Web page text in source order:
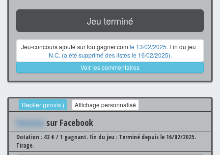
Jeu terminé
Jeu-concours ajouté sur toutgagner.com le 13/02/2025. Fin du jeu :
N.C. (a été supprimé des listes le 16/02/2025).
Voir les commentaires
Replier (provis.) Affichage personnalisé
Xxxxxxx sur Facebook
Dotation : 43 € / 1 gagnant. Fin du jeu : Terminé depuis le 16/02/2025.
Tirage.